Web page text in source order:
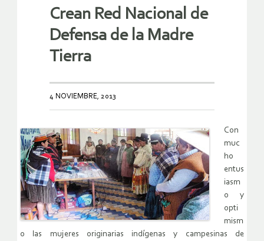
Crean Red Nacional de
Defensa de la Madre
Tierra
4 NOVIEMBRE, 2013
Con
muc
ho
entus
iasm
o y
opti
mism
o las mujeres originarias indígenas y campesinas de